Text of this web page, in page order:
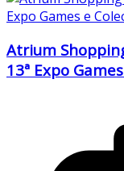
Atrium
13ª Expo